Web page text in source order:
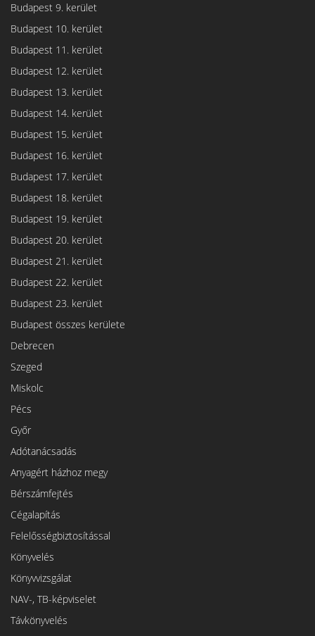
Budapest 9. kerület
Budapest 10. kerület
Budapest 11. kerület
Budapest 12. kerület
Budapest 13. kerület
Budapest 14. kerület
Budapest 15. kerület
Budapest 16. kerület
Budapest 17. kerület
Budapest 18. kerület
Budapest 19. kerület
Budapest 20. kerület
Budapest 21. kerület
Budapest 22. kerület
Budapest 23. kerület
Budapest összes kerülete
Debrecen
Szeged
Miskolc
Pécs
Győr
Adótanácsadás
Anyagért házhoz megy
Bérszámfejtés
Cégalapítás
Felelősségbiztosítással
Könyvelés
Könyvvizsgálat
NAV-, TB-képviselet
Távkönyvelés